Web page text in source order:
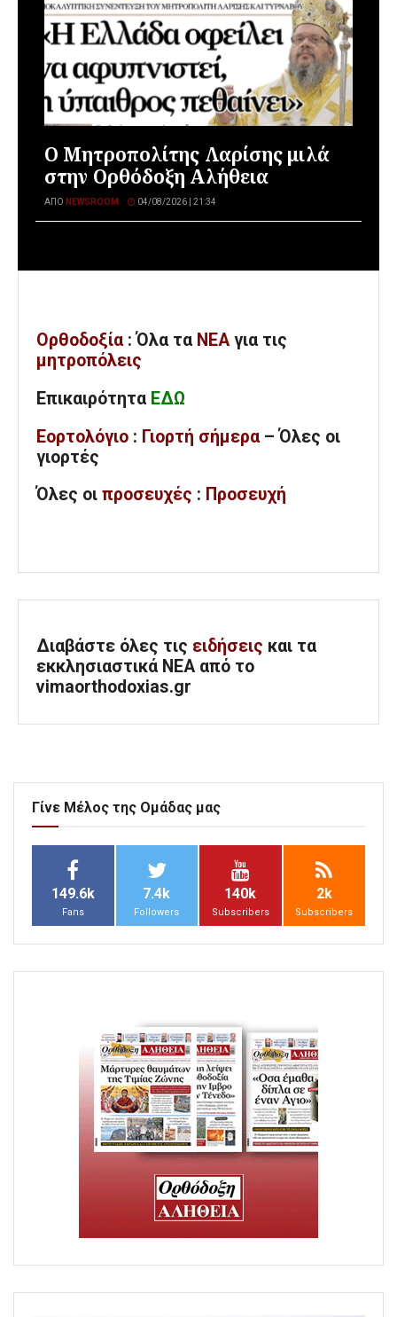
Ο Μητροπολίτης Λαρίσης μιλά
στην Ορθόδοξη Αλήθεια
ΑΠΌ NEWSROOM 04/08/2026 | 21:34
Ορθοδοξία : Όλα τα ΝΕΑ για τις
μητροπόλεις
Επικαιρότητα ΕΔΩ
Εορτολόγιο : Γιορτή σήμερα – Όλες οι
γιορτές
Όλες οι προσευχές : Προσευχή
Διαβάστε όλες τις ειδήσεις και τα
εκκλησιαστικά ΝΕΑ από το
vimaorthodoxias.gr
Γίνε Μέλος της Ομάδας μας
149.6k
Fans
7.4k
Followers
140k
Subscribers
2k
Subscribers